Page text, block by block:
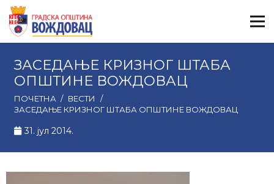
ЗАСЕДАЊЕ КРИЗНОГ ШТАБА
ОПШТИНЕ ВОЖДОВАЦ
ПОЧЕТНА / ВЕСТИ
/
ЗАСЕДАЊЕ КРИЗНОГ ШТАБА ОПШТИНЕ ВОЖДОВАЦ
31. јул 2014.